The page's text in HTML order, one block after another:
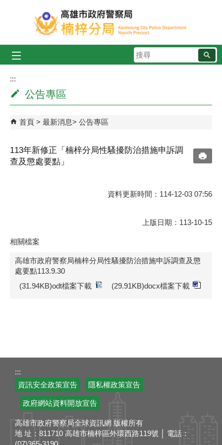
跳到主要內容區塊
搜
尋
:::
公告專區
首頁 最新消息 公告專區
113年新修正「楠梓分局性騷擾防治措施申訴調
查及懲處要點」
資料更新時間：114-12-03 07:56
上版日期：113-10-15
相關檔案
高雄市政府警察局楠梓分局性騷擾防治措施申訴調查及懲
處要點113.9.30
(31.94KB)odt檔案下載
(29.91KB)docx檔案下載
:::
資訊安全政策宣告
隱私權政策宣告
政府網站資料開放宣告
高雄市政府警察局全球資訊網 版權所有
地 址：811710 高雄市楠梓區外環西路119號 │ 電話：